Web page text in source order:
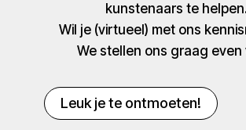
kunstenaars te helpen.
Wil je (virtueel) met ons
We stellen ons graag even
Leuk je te ontmoeten!